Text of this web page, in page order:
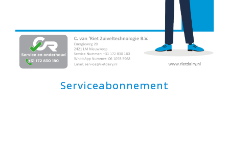
Serviceabonnement